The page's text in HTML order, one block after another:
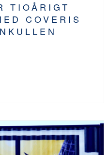
TIOÅRIGT
COVERIS